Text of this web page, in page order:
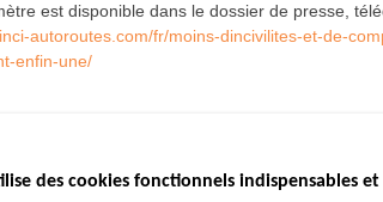
est disponible dans le dossier de presse,
autoroutes.com/fr/moins-dincivilites-et-de-
enfin-une/
des cookies fonctionnels indispensables